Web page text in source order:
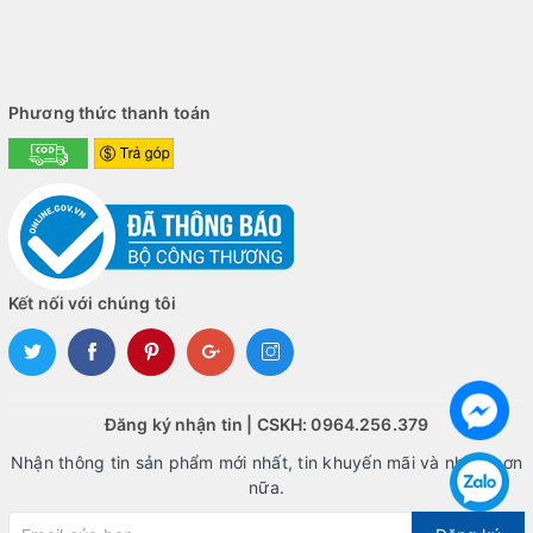
Kích thước màn hình lớn giúp tối ưu hóa không gian làm việc và
giải trí. Chất lượng hiển thị của màn hình đảm bảo màu sắc
chính xác và độ sáng đủ để sử dụng trong nhiều điều kiện ánh
sáng khác nhau. Điều này càng làm cho chiếc máy trở thành
một lựa chọn tốt cho công việc đòi hỏi chất lượng hình ảnh cao
và giải trí đa phương tiện.
Phương thức thanh toán
Kết nối với chúng tôi
Đăng ký nhận tin | CSKH: 0964.256.379
Nhận thông tin sản phẩm mới nhất, tin khuyến mãi và nhiều hơn
nữa.